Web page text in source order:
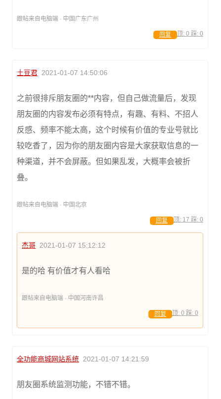
跟帖来自电脑端 · 中国广东广州
顶: 0 踩: 0
回复
土豆君 2021-01-07 14:50:06
之前很排斥朋友圈的**内容，但自己做流量后，发现
朋友圈的内容发布必须有特点，有趣、有料、不招人
反感、频率不能太高，这个时候有价值的专业号就比
较吃香了，因为你的朋友圈内容是大家获取信息的一
种渠道，并不会屏蔽。但如果乱发，大概率会被折
叠。
跟帖来自电脑端 · 中国北京
顶: 17 踩: 0
回复
杰哥 2021-01-07 15:12:12
是的哈 有价值才有人看哈
跟帖来自电脑端 · 中国河南许昌
顶: 0 踩: 0
回复
全功能商城网站系统 2021-01-07 14:21:59
朋友圈系统监测功能，不错不错。